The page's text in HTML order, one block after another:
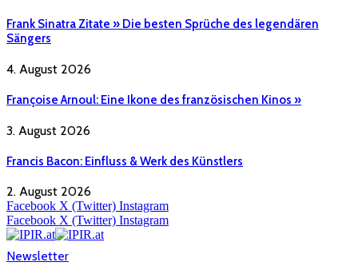
Frank Sinatra Zitate » Die besten Sprüche des legendären
Sängers
4. August 2026
Françoise Arnoul: Eine Ikone des französischen Kinos »
3. August 2026
Francis Bacon: Einfluss & Werk des Künstlers
2. August 2026
Facebook X (Twitter) Instagram
Facebook X (Twitter) Instagram
Newsletter